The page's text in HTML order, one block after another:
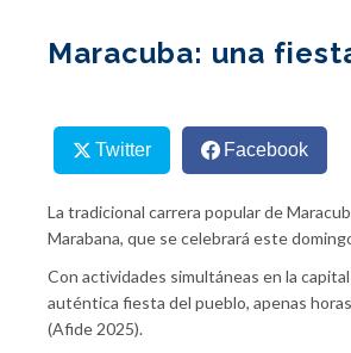
Maracuba: una
Twitter Facebook
La tradicional carrera popular de
Marabana, que se celebrará este
Con actividades simultáneas en la
auténtica fiesta del pueblo, apenas
(Afide 2025).